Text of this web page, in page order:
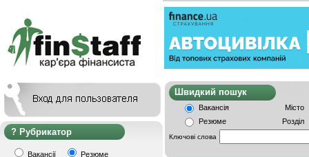
Рубрикатор
Вакансії Резюме
Швидкий
Вакансія
Місто
Резюме
Розділ
Ключові слова